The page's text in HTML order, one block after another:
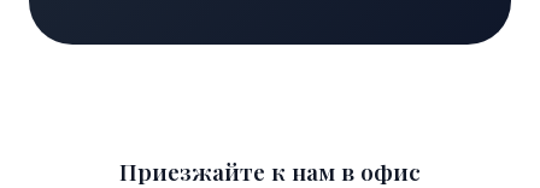
Приезжайте к нам в офис